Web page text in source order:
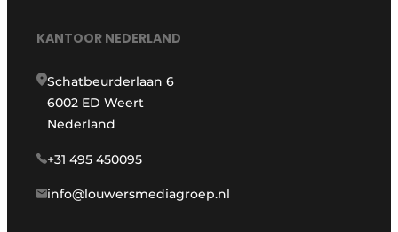
KANTOOR NEDERLAND
Schatbeurderlaan 6
6002 ED Weert
Nederland
+31 495 450095
info@louwersmediagroep.nl